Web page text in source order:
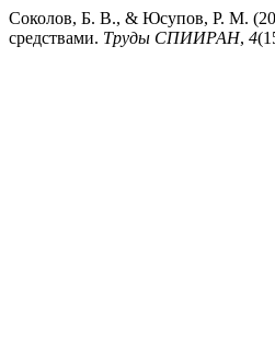
Соколов, Б. В., & Юсупов, Р. М.
средствами. Труды СПИИРАН, 4